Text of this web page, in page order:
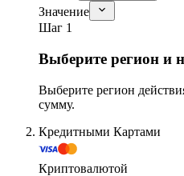
Значение
Шаг 1
Выберите регион и
Выберите регион
сумму.
Кредитными Картами
Криптовалютой